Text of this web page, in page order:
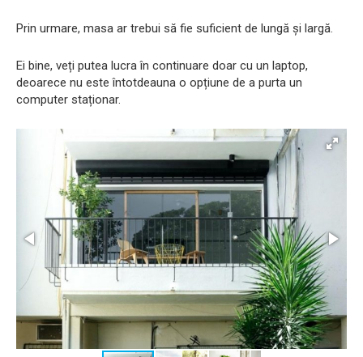
Prin urmare, masa ar trebui să fie suficient de lungă și largă.
Ei bine, veți putea lucra în continuare doar cu un laptop,
deoarece nu este întotdeauna o opțiune de a purta un
computer staționar.